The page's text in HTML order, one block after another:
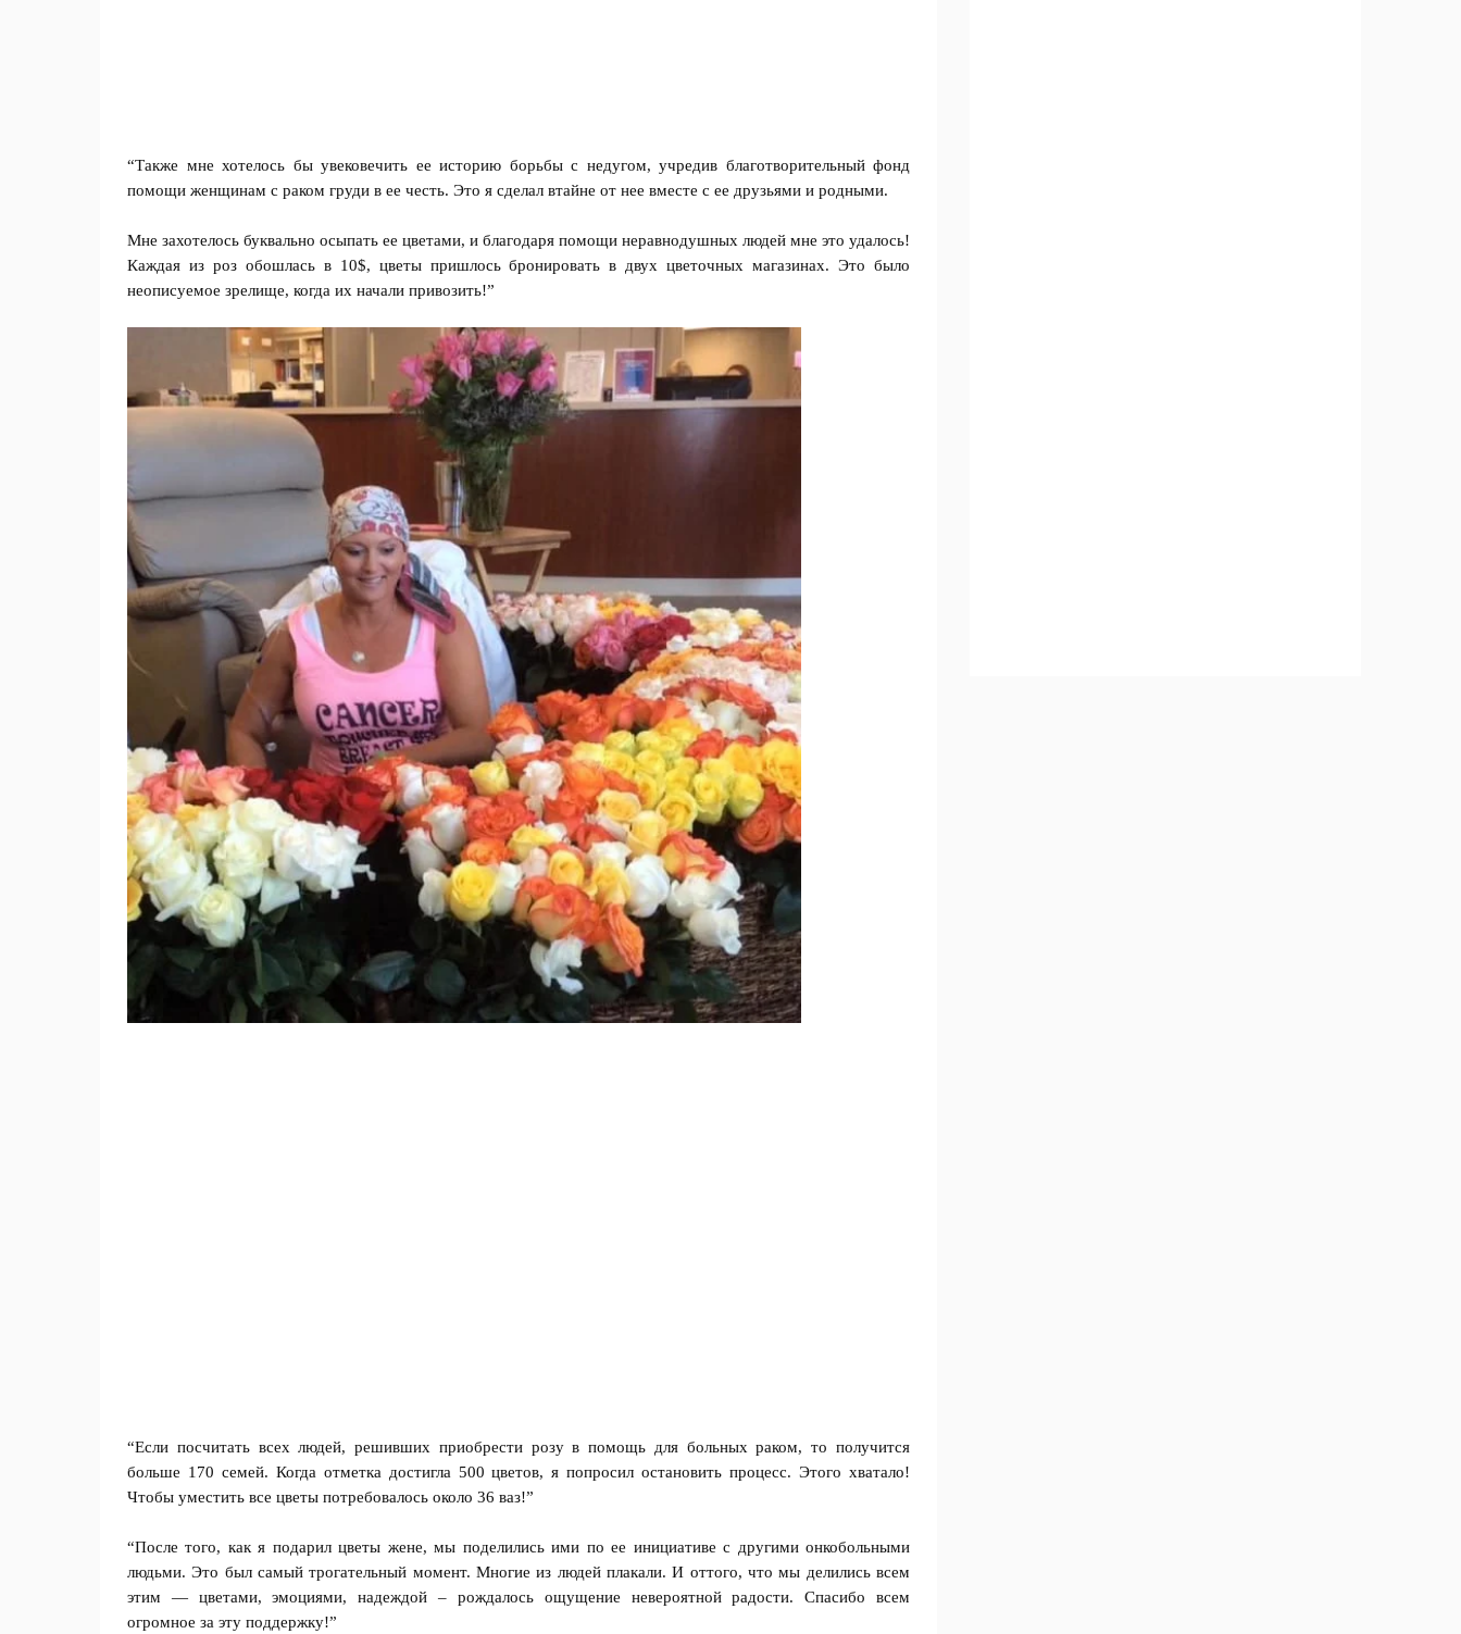
“Также мне хотелось бы увековечить ее историю борьбы с недугом, учредив благотворительный фонд
помощи женщинам с раком груди в ее честь. Это я сделал втайне от нее вместе с ее друзьями и родными.
Мне захотелось буквально осыпать ее цветами, и благодаря помощи неравнодушных людей мне это удалось!
Каждая из роз обошлась в 10$, цветы пришлось бронировать в двух цветочных магазинах. Это было
неописуемое зрелище, когда их начали привозить!”
“Если посчитать всех людей, решивших приобрести розу в помощь для больных раком, то получится
больше 170 семей. Когда отметка достигла 500 цветов, я попросил остановить процесс. Этого хватало!
Чтобы уместить все цветы потребовалось около 36 ваз!”
“После того, как я подарил цветы жене, мы поделились ими по ее инициативе с другими онкобольными
людьми. Это был самый трогательный момент. Многие из людей плакали. И оттого, что мы делились всем
этим — цветами, эмоциями, надеждой – рождалось ощущение невероятной радости. Спасибо всем
огромное за эту поддержку!”